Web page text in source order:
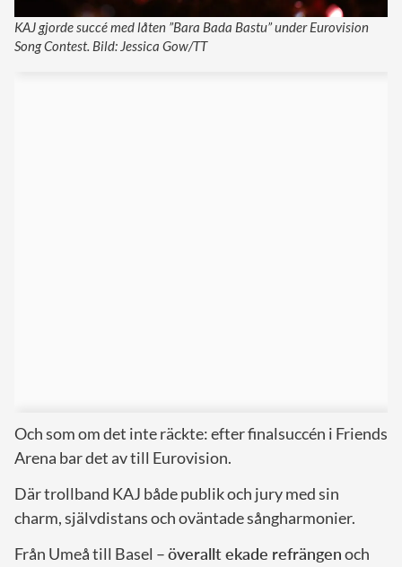
KAJ gjorde succé med låten ”Bara Bada Bastu” under Eurovision
Song Contest. Bild: Jessica Gow/TT
Och som om det inte räckte: efter finalsuccén i Friends
Arena bar det av till Eurovision.
Där trollband KAJ både publik och jury med sin
charm, självdistans och oväntade sångharmonier.
Från Umeå till Basel –överallt ekade refrängenoch